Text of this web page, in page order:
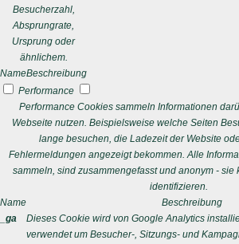
Besucherzahl,
Absprungrate,
Ursprung oder
ähnlichem.
NameBeschreibung
Performance
Performance Cookies sammeln Informationen
Webseite nutzen. Beispielsweise welche Seiten
lange besuchen, die Ladezeit der Website
Fehlermeldungen angezeigt bekommen. Alle
sammeln, sind zusammengefasst und anonym - sie
identifizieren.
Name
Beschreibung
_ga
Dieses Cookie wird von Google Analytics
verwendet um Besucher-, Sitzungs- und